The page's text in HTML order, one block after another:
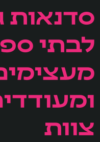
סדנאות
לבתי
צוות